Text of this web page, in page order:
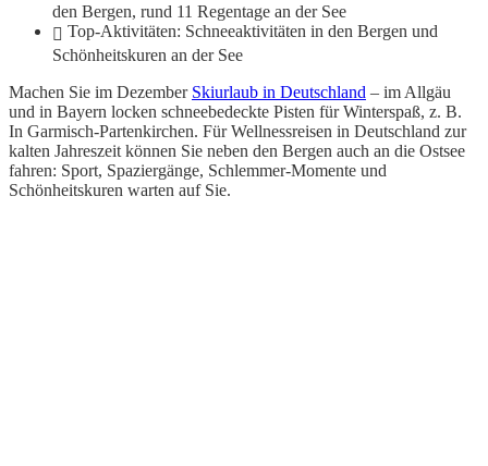
den Bergen, rund 11 Regentage an der See
Top-Aktivitäten: Schneeaktivitäten in den Bergen und
Schönheitskuren an der See
Machen Sie im Dezember Skiurlaub in Deutschland – im Allgäu
und in Bayern locken schneebedeckte Pisten für Winterspaß, z. B.
In Garmisch-Partenkirchen. Für Wellnessreisen in Deutschland zur
kalten Jahreszeit können Sie neben den Bergen auch an die Ostsee
fahren: Sport, Spaziergänge, Schlemmer-Momente und
Schönheitskuren warten auf Sie.